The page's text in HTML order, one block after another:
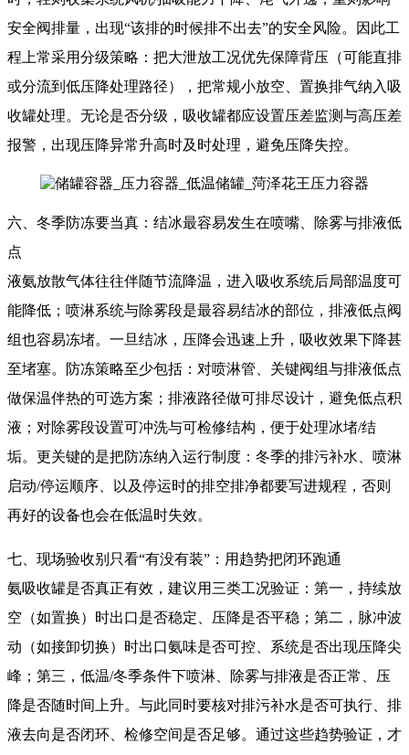
安全阀排量，出现“该排的时候排不出去”的安全风险。因此工
程上常采用分级策略：把大泄放工况优先保障背压（可能直排
或分流到低压降处理路径），把常规小放空、置换排气纳入吸
收罐处理。无论是否分级，吸收罐都应设置压差监测与高压差
报警，出现压降异常升高时及时处理，避免压降失控。
六、冬季防冻要当真：结冰最容易发生在喷嘴、除雾与排液低
点
液氨放散气体往往伴随节流降温，进入吸收系统后局部温度可
能降低；喷淋系统与除雾段是最容易结冰的部位，排液低点阀
组也容易冻堵。一旦结冰，压降会迅速上升，吸收效果下降甚
至堵塞。防冻策略至少包括：对喷淋管、关键阀组与排液低点
做保温伴热的可选方案；排液路径做可排尽设计，避免低点积
液；对除雾段设置可冲洗与可检修结构，便于处理冰堵/结
垢。更关键的是把防冻纳入运行制度：冬季的排污补水、喷淋
启动/停运顺序、以及停运时的排空排净都要写进规程，否则
再好的设备也会在低温时失效。
七、现场验收别只看“有没有装”：用趋势把闭环跑通
氨吸收罐是否真正有效，建议用三类工况验证：第一，持续放
空（如置换）时出口是否稳定、压降是否平稳；第二，脉冲波
动（如接卸切换）时出口氨味是否可控、系统是否出现压降尖
峰；第三，低温/冬季条件下喷淋、除雾与排液是否正常、压
降是否随时间上升。与此同时要核对排污补水是否可执行、排
液去向是否闭环、检修空间是否足够。通过这些趋势验证，才